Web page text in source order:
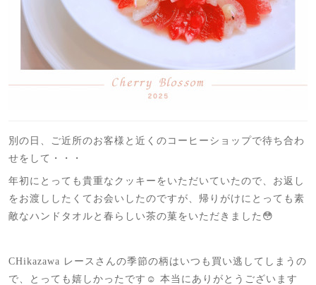
別の日、ご近所のお客様と近くのコーヒーショップで待ち合わ
せをして・・・
年初にとっても貴重なクッキーをいただいていたので、お返し
をお渡ししたくてお会いしたのですが、帰りがけにとっても素
敵なハンドタオルと春らしい茶の菓をいただきました😳
CHikazawa レースさんの季節の柄はいつも買い逃してしまうの
で、とっても嬉しかったです☺️ 本当にありがとうございます